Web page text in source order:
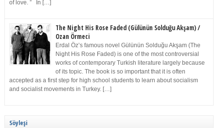
of love. ” In […]
The Night His Rose Faded (Gülünün Solduğu Akşam) /
Ozan Örmeci
Erdal Öz’s famous novel Gülünün Solduğu Akşam (The
Night His Rose Faded) is one of the most controversial
works of contemporary Turkish literature largely because
of its topic. The book is so important that it is often
accepted as a first step for high school students to learn about socialism
and socialist movements in Turkey. […]
Söyleşi